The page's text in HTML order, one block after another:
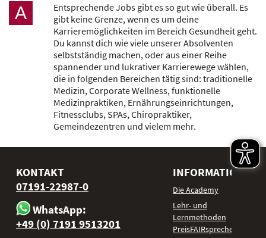
A
Entsprechende Jobs gibt es so gut wie überall. Es
gibt keine Grenze, wenn es um deine
Karrieremöglichkeiten im Bereich Gesundheit geht.
Du kannst dich wie viele unserer Absolventen
selbstständig machen, oder aus einer Reihe
spannender und lukrativer Karrierewege wählen,
die in folgenden Bereichen tätig sind: traditionelle
Medizin, Corporate Wellness, funktionelle
Medizinpraktiken, Ernährungseinrichtungen,
Fitnessclubs, SPAs, Chiropraktiker,
Gemeindezentren und vielem mehr.
KONTAKT
07191-22987-0
WhatsApp:
+49 (0) 7191 9513201
INFORMATIONEN
Die Academy
Lehr- und
Lernmethoden
PreisFAIRsprechen